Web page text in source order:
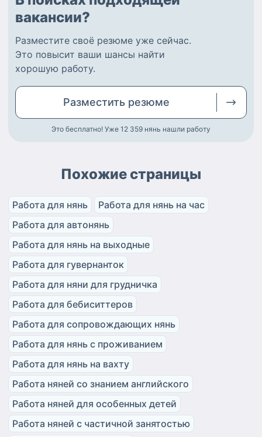
вакансии?
Разместите своё резюме уже сейчас.
Это повысит ваши шансы найти
хорошую работу.
Разместить резюме
Это бесплатно! Уже 12 359 нянь нашли работу
Похожие страницы
Работа для нянь
Работа для нянь на час
Работа для автонянь
Работа для нянь на выходные
Работа для гувернанток
Работа для няни для грудничка
Работа для бебиситтеров
Работа для сопровождающих нянь
Работа для нянь с проживанием
Работа для нянь на вахту
Работа няней со знанием английского
Работа няней для особенных детей
Работа няней с частичной занятостью